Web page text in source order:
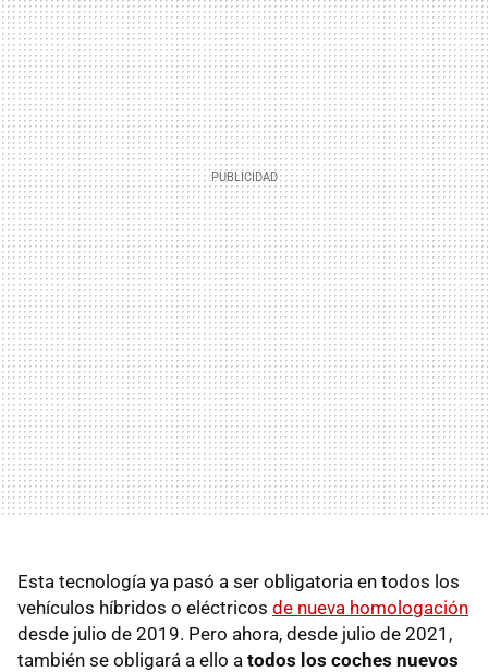
Esta tecnología ya pasó a ser obligatoria en todos los
vehículos híbridos o eléctricos de nueva homologación
desde julio de 2019. Pero ahora, desde julio de 2021,
también se obligará a ello a todos los coches nuevos